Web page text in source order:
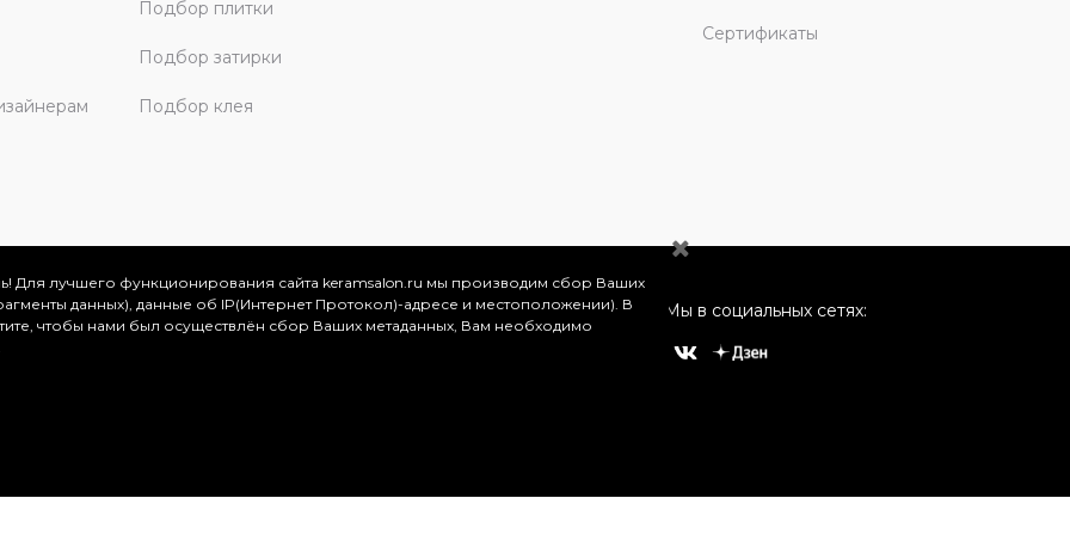
Подбор плитки
Подбор затирки
Подбор клея
Сертификаты
и Московской области, 2026
представлена на сайте в ознакомительных целях и ни
определяемой положениями Статьи 437 (2) Гражданского
Мы в социальных сетях:
Для лучшего функционирования сайта keramsalon.ru мы производим сбор Ваших
данных), данные об IP(Интернет Протокол)-адресе и местоположении). В
чтобы нами был осуществлён сбор Ваших метаданных, Вам необходимо